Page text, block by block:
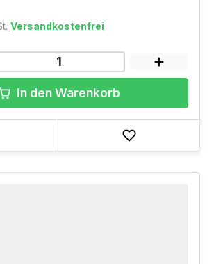
Versandkostenfrei
In den Warenkorb